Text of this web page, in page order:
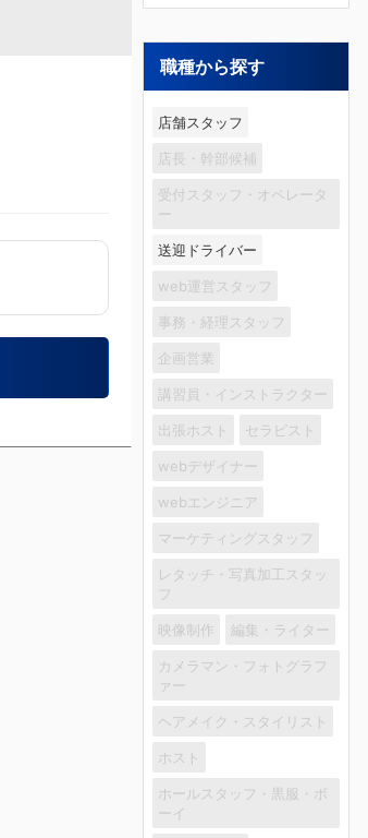
職種から探す
店舗スタッフ
店長・幹部候補
受付スタッフ・オペレータ
ー
送迎ドライバー
web運営スタッフ
事務・経理スタッフ
企画営業
講習員・インストラクター
出張ホスト セラピスト
webデザイナー
webエンジニア
マーケティングスタッフ
レタッチ・写真加工スタッ
フ
映像制作 編集・ライター
カメラマン・フォトグラフ
ァー
ヘアメイク・スタイリスト
ホスト
ホールスタッフ・黒服・ボ
ーイ